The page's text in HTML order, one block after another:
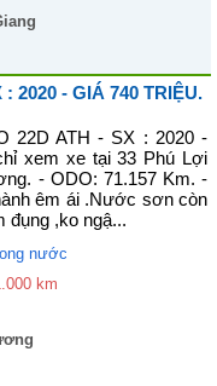
2020 - GIÁ 740 TRIỆU.
22D ATH - SX : 2020 -
xem xe tại 33 Phú Lợi
- ODO: 71.157 Km. -
êm ái .Nước sơn còn
đụng ,ko ngậ...
nước
km